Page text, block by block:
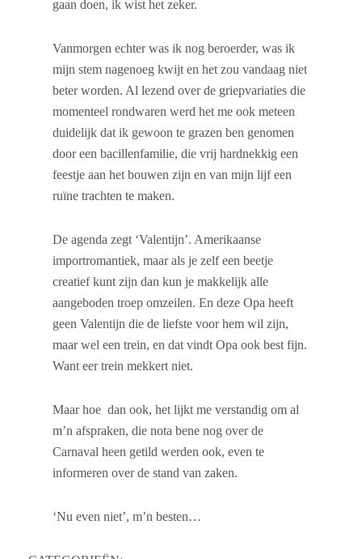
gaan doen, ik wist het zeker.
Vanmorgen echter was ik nog beroerder, was ik
mijn stem nagenoeg kwijt en het zou vandaag niet
beter worden. Al lezend over de griepvariaties die
momenteel rondwaren werd het me ook meteen
duidelijk dat ik gewoon te grazen ben genomen
door een bacillenfamilie, die vrij hardnekkig een
feestje aan het bouwen zijn en van mijn lijf een
ruïne trachten te maken.
De agenda zegt ‘Valentijn’. Amerikaanse
importromantiek, maar als je zelf een beetje
creatief kunt zijn dan kun je makkelijk alle
aangeboden troep omzeilen. En deze Opa heeft
geen Valentijn die de liefste voor hem wil zijn,
maar wel een trein, en dat vindt Opa ook best fijn.
Want eer trein mekkert niet.
Maar hoe dan ook, het lijkt me verstandig om al
m’n afspraken, die nota bene nog over de
Carnaval heen getild werden ook, even te
informeren over de stand van zaken.
‘Nu even niet’, m’n besten…